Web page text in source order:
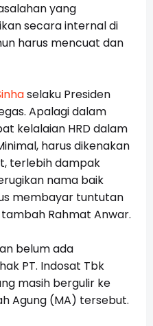
yang
secara internal di
harus mencuat dan
selaku Presiden
Apalagi dalam
kelalaian HRD dalam
harus dikenakan
terlebih dampak
nama baik
membayar tuntutan
Rahmat Anwar.
belum ada
PT. Indosat Tbk
masih bergulir ke
Agung (MA) tersebut.